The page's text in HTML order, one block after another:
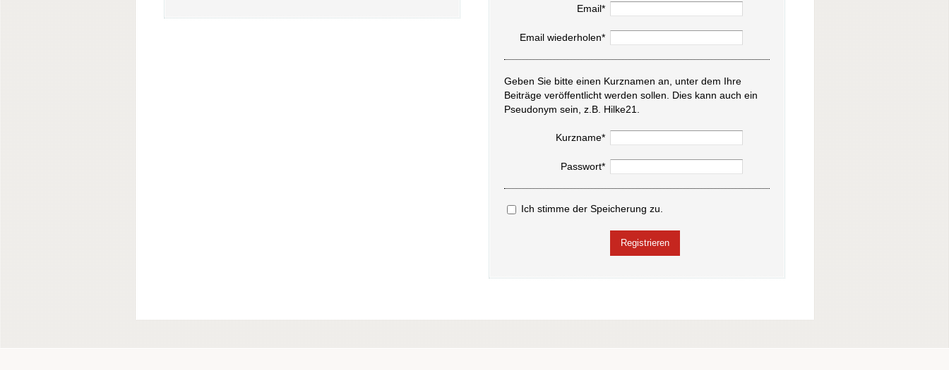
Email*
Email wiederholen*
Geben Sie bitte einen Kurznamen an, unter dem Ihre
Beiträge veröffentlicht werden sollen. Dies kann auch ein
Pseudonym sein, z.B. Hilke21.
Kurzname*
Passwort*
Ich stimme der Speicherung zu.